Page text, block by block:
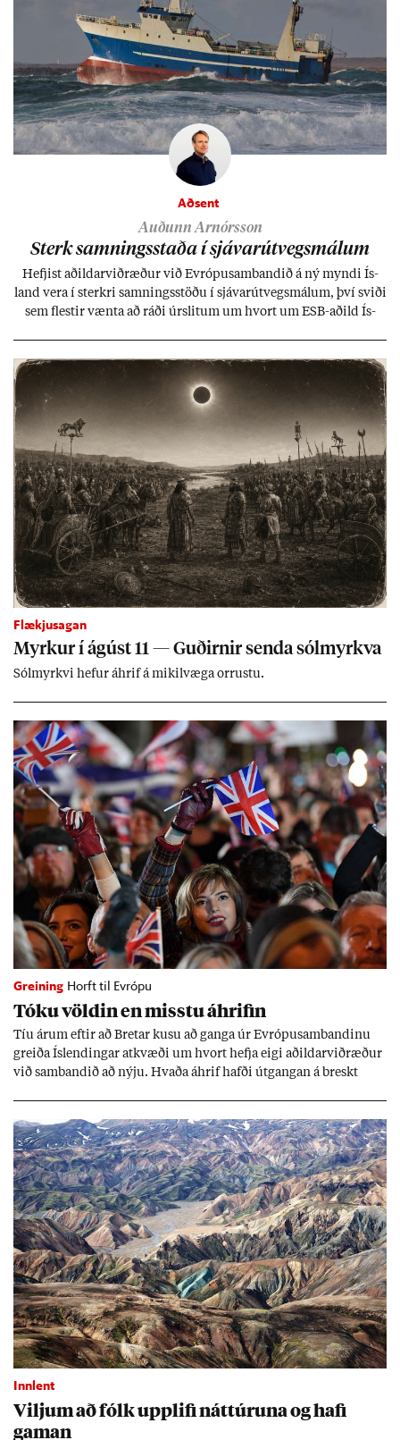
Aðsent
Auðunn Arnórsson
Sterk samn­ings­staða í sjáv­ar­út­vegs­mál­um
Hefj­ist að­ild­ar­við­ræð­ur við Evr­ópu­sam­band­ið á ný myndi Ís­
land vera í sterkri samn­ings­stöðu í sjáv­ar­út­vegs­mál­um, því sviði
sem flest­ir vænta að ráði úr­slit­um um hvort um ESB-að­ild Ís­
kerfi, en sveigj­an­leiki til lausna er um­tals­verð­ur.
Flækjusagan
Myrk­ur í ág­úst 11 — Guð­irn­ir senda sól­myrkva
Sól­myrkvi hef­ur áhrif á mik­il­væga orr­ustu.
Greining Horft til Evrópu
Tóku völd­in en misstu áhrif­in
Tíu ár­um eft­ir að Bret­ar kusu að ganga úr Evr­ópu­sam­band­inu
greiða Ís­lend­ing­ar at­kvæði um hvort hefja eigi að­ild­ar­við­ræð­ur
við sam­band­ið að nýju. Hvaða áhrif hafði út­gang­an á breskt
Innlent
Vilj­um að fólk upp­lifi nátt­úr­una og hafi
gam­an